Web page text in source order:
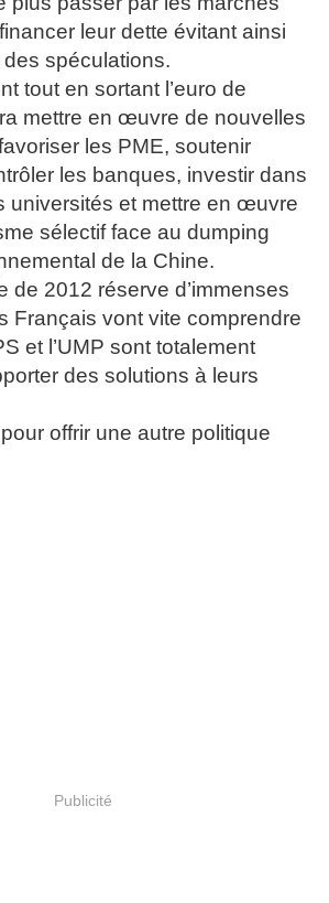
leur dette évitant ainsi
des spéculations.
tout en sortant l’euro de
mettre en œuvre de nouvelles
les PME, soutenir
les banques, investir dans
universités et mettre en œuvre
sélectif face au dumping
de la Chine.
de 2012 réserve d’immenses
Français vont vite comprendre
et l’UMP sont totalement
des solutions à leurs
offrir une autre politique
Publicité